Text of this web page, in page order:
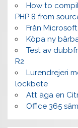
How to
PHP 8 from
Från
Köpa ny
Test av
R2
Lurendrejeri
lockbete
Att äga en
Office 365